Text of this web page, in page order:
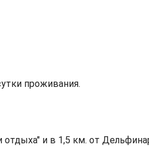
проживания.
отдыха" и в 1,5 км. от